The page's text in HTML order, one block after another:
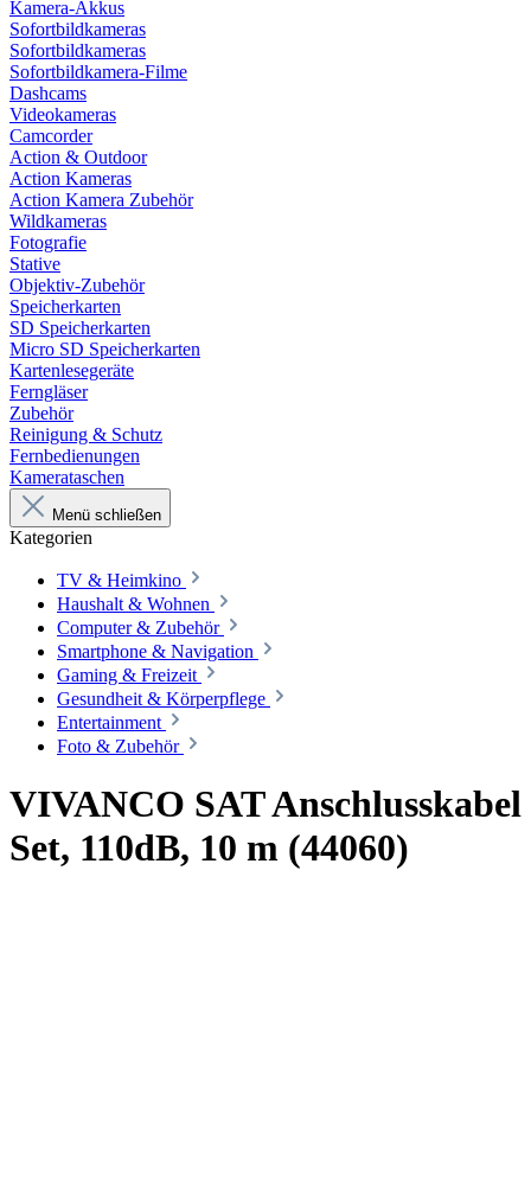
Kamera-Akkus
Sofortbildkameras
Sofortbildkameras
Sofortbildkamera-Filme
Dashcams
Videokameras
Camcorder
Action & Outdoor
Action Kameras
Action Kamera Zubehör
Wildkameras
Fotografie
Stative
Objektiv-Zubehör
Speicherkarten
SD Speicherkarten
Micro SD Speicherkarten
Kartenlesegeräte
Ferngläser
Zubehör
Reinigung & Schutz
Fernbedienungen
Kamerataschen
Menü schließen
Kategorien
TV & Heimkino
Haushalt & Wohnen
Computer & Zubehör
Smartphone & Navigation
Gaming & Freizeit
Gesundheit & Körperpflege
Entertainment
Foto & Zubehör
VIVANCO SAT Anschlusskabel
Set, 110dB, 10 m (44060)